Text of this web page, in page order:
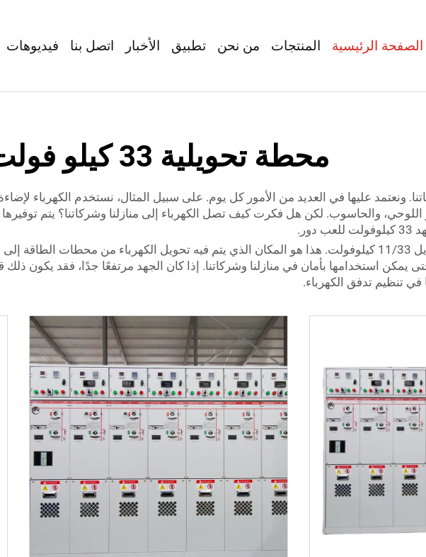
الصفحة الرئيسية المنتجات من نحن تطبيق الأخبار اتصل بنا فيديوهات
محطة تحويلية 33 كيلو فولت
ونعتمد عليها في العديد من الأمور كل يوم. على سبيل المثال، نستخدم الكهرباء
اللوحي، والحاسوب. لكن هل فكرت كيف تصل الكهرباء إلى منازلنا وشركاتنا؟ يتم
للعب دور.
هناك شيء خاص بمحطة التحويل 11/33 كيلوفولت. هذا هو المكان الذي يتم فيه تحويل الكهرباء من
استخدامها بأمان في منازلنا وشركاتنا. إذا كان الجهد مرتفعًا جدًا، فقد يكون ذلك
في تنظيم تدفق الكهرباء.